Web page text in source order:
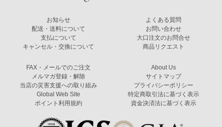
お知らせ
配送・送料について
支払について
キャンセル・交換について
よくある質問
お問い合わせ
大口注文のお問合せ
商品リクエスト
FAX・メールでのご注文
メルマガ登録・解除
当店の災害支援への取り組み
Global Web Site
ポイント利用規約
About Us
サイトマップ
プライバシーポリシー
特定商取引法に基づく表示
資金決済法に基づく表示